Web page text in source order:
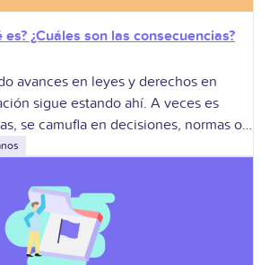
¿Cuáles son las consecuencias?
avances en leyes y derechos en
sigue estando ahí. A veces es
se camufla en decisiones, normas o